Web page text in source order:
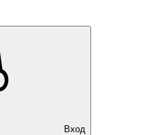
Вход